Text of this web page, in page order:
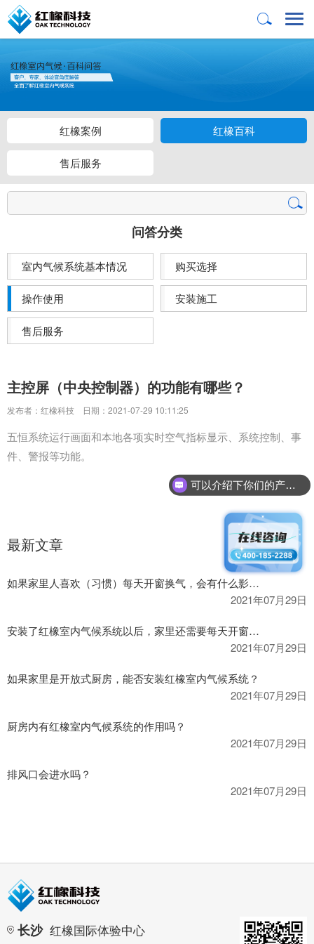
红橡案例 红橡百科
售后服务
问答分类
室内气候系统基本情况 购买选择
操作使用 安装施工
售后服务
主控屏（中央控制器）的功能有哪些？
发布者：红橡科技 日期：2021-07-29 10:11:25
五恒系统运行画面和本地各项实时空气指标显示、系统控制、事
件、警报等功能。
最新文章
如果家里人喜欢（习惯）每天开窗换气，会有什么影响吗？
2021年07月29日
安装了红橡室内气候系统以后，家里还需要每天开窗换气吗？
2021年07月29日
如果家里是开放式厨房，能否安装红橡室内气候系统？
2021年07月29日
厨房内有红橡室内气候系统的作用吗？
2021年07月29日
排风口会进水吗？
2021年07月29日
长沙 红橡国际体验中心
可以介绍下你们的产品么？